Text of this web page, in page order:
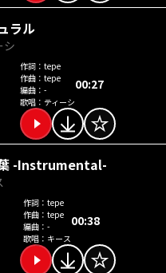
ラル
シ
作詞： tepe
作曲： tepe
編曲： -
歌唱： ティーシ
00:27
-Instrumental-
作詞：tepe
作曲：tepe
編曲：-
歌唱： キース
00:38